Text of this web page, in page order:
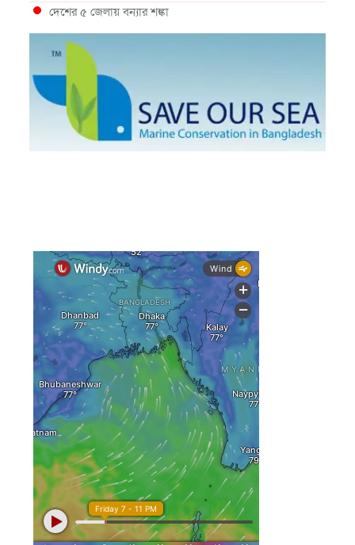
দেশের ৫ জেলায় বন্যার শঙ্কা
দেশের বিভিন্ন অঞ্চলে বজ্রবৃষ্টির আভাস, ঢাকার আকাশও মেঘলা
আগস্টে টানা বৃষ্টি ও বন্যার আভাস, সাগরে একাধিক লঘুচাপের
শঙ্কা
স্বস্তি ও শঙ্কার পূর্বাভাস দিল আবহাওয়া